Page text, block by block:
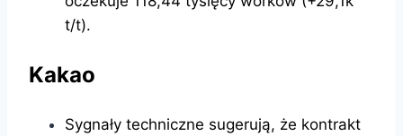
t/t).
Kakao
Sygnały techniczne sugerują, że kontrakt